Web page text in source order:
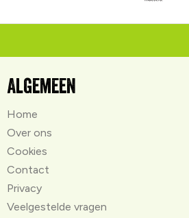
Algemeen
Home
Over ons
Cookies
Contact
Privacy
Veelgestelde vragen